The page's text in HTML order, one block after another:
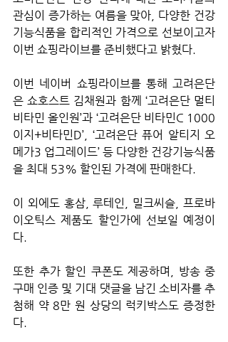
관심이 증가하는 여름을 맞아, 다양한 건강
기능식품을 합리적인 가격으로 선보이고자
이번 쇼핑라이브를 준비했다고 밝혔다.
이번 네이버 쇼핑라이브를 통해 고려은단
은 쇼호스트 김채원과 함께 ‘고려은단 멀티
비타민 올인원’과 ‘고려은단 비타민C 1000
이지+비타민D’, ‘고려은단 퓨어 알티지 오
메가3 업그레이드’ 등 다양한 건강기능식품
을 최대 53% 할인된 가격에 판매한다.
이 외에도 홍삼, 루테인, 밀크씨슬, 프로바
이오틱스 제품도 할인가에 선보일 예정이
다.
또한 추가 할인 쿠폰도 제공하며, 방송 중
구매 인증 및 기대 댓글을 남긴 소비자를 추
첨해 약 8만 원 상당의 럭키박스도 증정한
다.